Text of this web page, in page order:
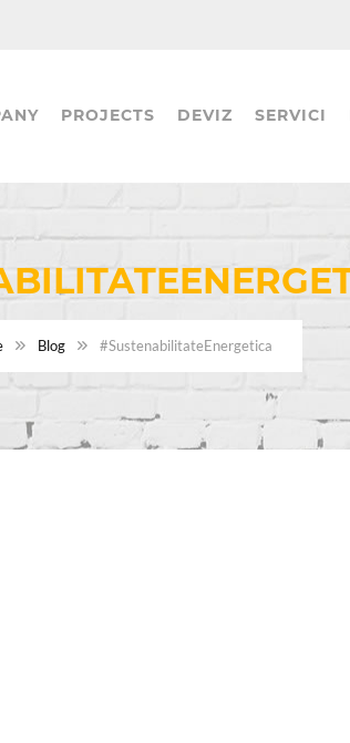
PROJECTS DEVIZ SERVICI
Blog #SustenabilitateEnergetica